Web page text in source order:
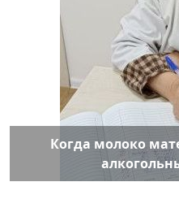
Когда молоко